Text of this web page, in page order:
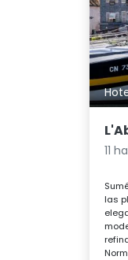
11
las